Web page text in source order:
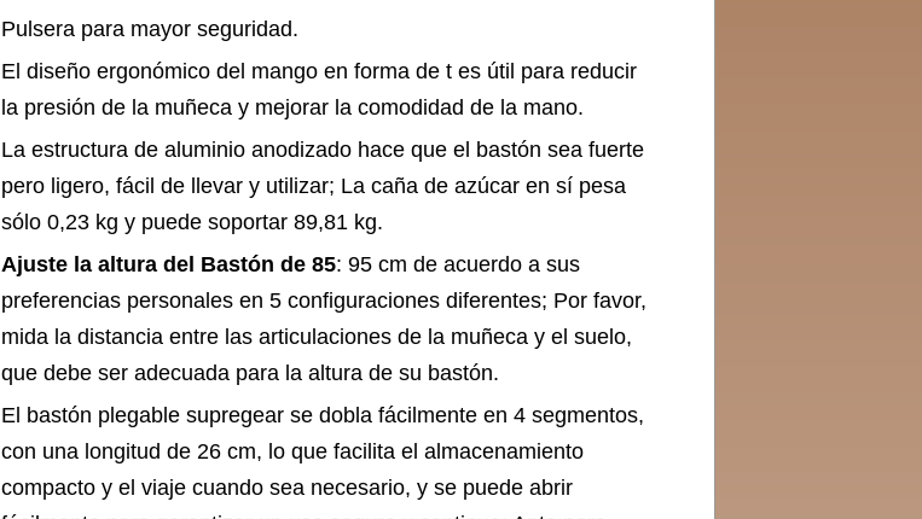
Pulsera para mayor seguridad.
El diseño ergonómico del mango en forma de t es útil para reducir
la presión de la muñeca y mejorar la comodidad de la mano.
La estructura de aluminio anodizado hace que el bastón sea fuerte
pero ligero, fácil de llevar y utilizar; La caña de azúcar en sí pesa
sólo 0,23 kg y puede soportar 89,81 kg.
Ajuste la altura del Bastón de 85: 95 cm de acuerdo a sus
preferencias personales en 5 configuraciones diferentes; Por favor,
mida la distancia entre las articulaciones de la muñeca y el suelo,
que debe ser adecuada para la altura de su bastón.
El bastón plegable supregear se dobla fácilmente en 4 segmentos,
con una longitud de 26 cm, lo que facilita el almacenamiento
compacto y el viaje cuando sea necesario, y se puede abrir